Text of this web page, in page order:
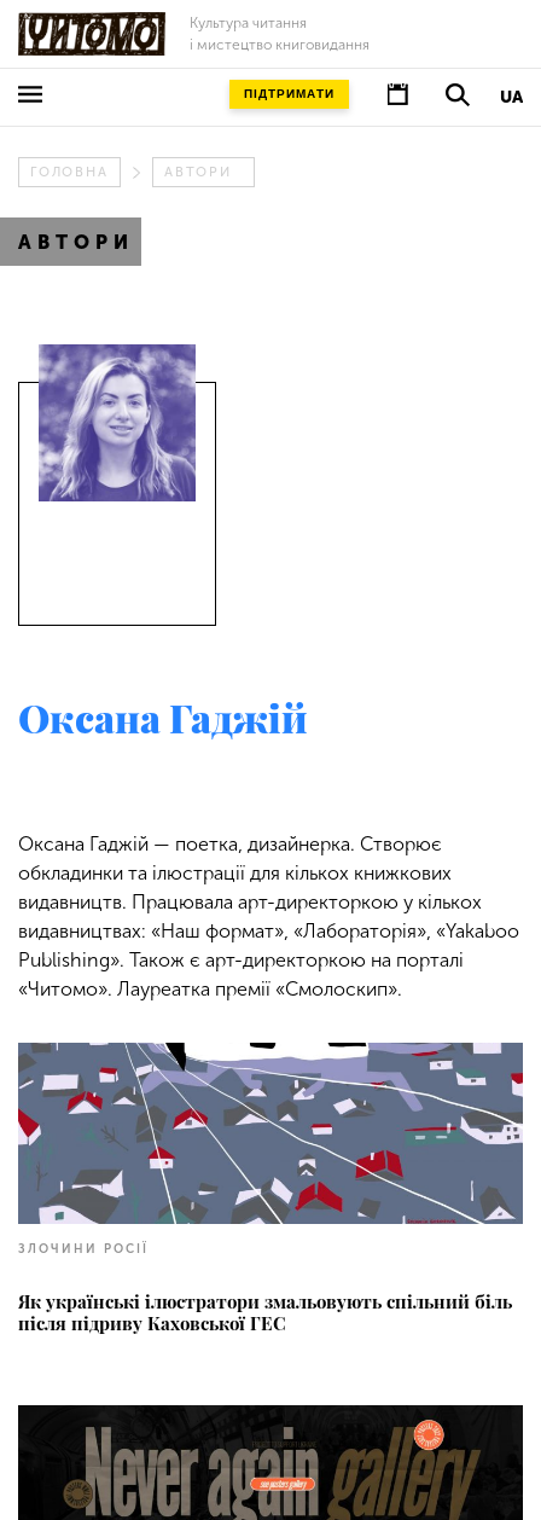
Культура читання
і мистецтво книговидання
UA
ПІДТРИМАТИ
ГОЛОВНА АВТОРИ
АВТОРИ
Оксана Гаджій
Оксана Гаджій — поетка, дизайнерка. Створює
обкладинки та ілюстрації для кількох книжкових
видавництв. Працювала арт-директоркою у кількох
видавництвах: «Наш формат», «Лабораторія», «Yakaboo
Publishing». Також є арт-директоркою на порталі
«Читомо». Лауреатка премії «Смолоскип».
ЗЛОЧИНИ РОСІЇ
Як українські ілюстратори змальовують спільний біль
після підриву Каховської ГЕС